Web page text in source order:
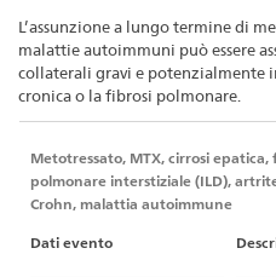
all’assunzione
a
lungo
di
metotressato
a
L’assunzione a lungo termine di
malattie autoimmuni può essere
collaterali gravi e potenzialmente
cronica o la fibrosi polmonare.
Metotressato, MTX, cirrosi
polmonare interstiziale (ILD),
Crohn, malattia autoimmune
Dati evento